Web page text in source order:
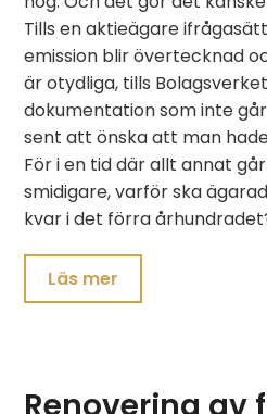
Tills en aktieägare
emission blir övertecknad
är otydliga, tills
dokumentation som inte
sent att önska att man
För i en tid där allt annat
smidigare, varför ska
kvar i det förra
Läs mer